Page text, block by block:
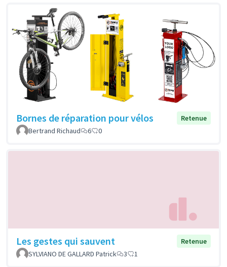
Bornes de réparation pour vélos
Retenue
Bertrand Richaud
6 0
Les gestes qui sauvent
Retenue
SYLVIANO DE GALLARD Patrick
3 1